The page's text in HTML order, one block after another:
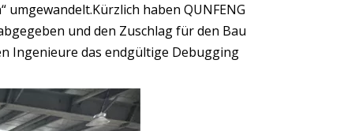
haben QUNFENG
und den Zuschlag für den Bau
Ingenieure das endgültige Debugging